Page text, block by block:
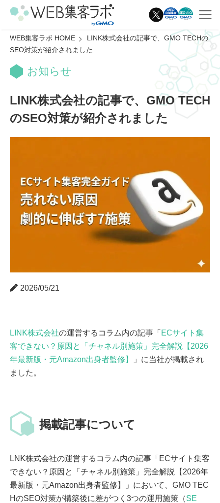
WEB集客ラボ HOME
LINK株式会社の記事で、GMO TECHの
SEO対策が紹介されました
お知らせ
LINK株式会社の記事で、GMO TECH
のSEO対策が紹介されました
2026/05/21
LINK株式会社の運営するコラム内の記事「 ECサイト集
客できない？原因と「チャネル別施策」完全解説【2026
年最新版・元Amazon出身者監修】
」に当社が掲載され
ました。
掲載記事について
LNK株式会社の運営するコラム内の記事「ECサイト集客
できない？原因と「チャネル別施策」完全解説【2026年
最新版・元Amazon出身者監修】」において、GMO TEC
HのSEO対策が構築後に差がつく3つの運用施策（SE